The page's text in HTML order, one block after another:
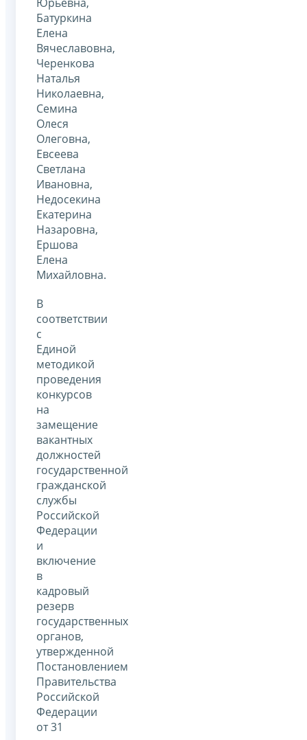
Батуркина
Елена
Вячеславовна,
Черенкова
Наталья
Николаевна,
Семина
Олеся
Олеговна,
Евсеева
Светлана
Ивановна,
Недосекина
Екатерина
Назаровна,
Ершова
Елена
Михайловна.
В
соответствии
с
Единой
методикой
проведения
конкурсов
на
замещение
вакантных
должностей
государственной
гражданской
службы
Российской
Федерации
и
включение
в
кадровый
резерв
государственных
органов,
утвержденной
Постановлением
Правительства
Российской
Федерации
от 31